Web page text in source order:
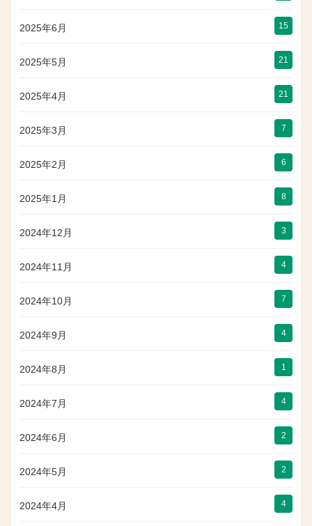
2025年6月 15
2025年5月 21
2025年4月 21
2025年3月 7
2025年2月 6
2025年1月 8
2024年12月 3
2024年11月 4
2024年10月 7
2024年9月 4
2024年8月 1
2024年7月 4
2024年6月 2
2024年5月 2
2024年4月 4